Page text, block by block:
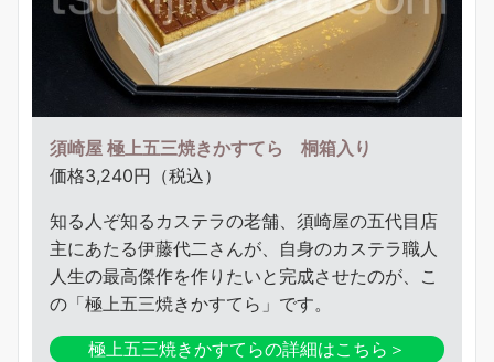
須崎屋 極上五三焼きかすてら 桐箱入り
価格3,240円（税込）
知る人ぞ知るカステラの老舗、須崎屋の五代目店
主にあたる伊藤代二さんが、自身のカステラ職人
人生の最高傑作を作りたいと完成させたのが、こ
の「極上五三焼きかすてら」です。
極上五三焼きかすてらの詳細はこちら＞